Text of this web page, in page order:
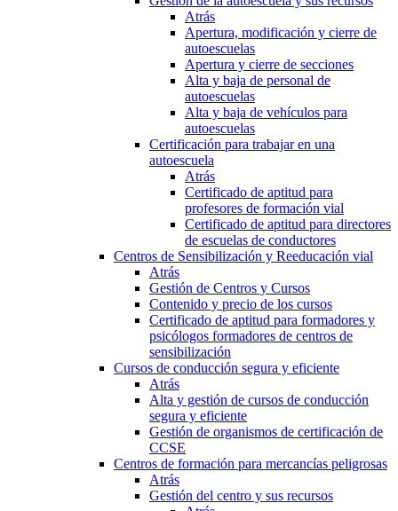
Atrás
Apertura, modificación y cierre de
autoescuelas
Apertura y cierre de secciones
Alta y baja de personal de
autoescuelas
Alta y baja de vehículos para
autoescuelas
Certificación para trabajar en una
autoescuela
Atrás
Certificado de aptitud para
profesores de formación vial
Certificado de aptitud para directores
de escuelas de conductores
Centros de Sensibilización y Reeducación vial
Atrás
Gestión de Centros y Cursos
Contenido y precio de los cursos
Certificado de aptitud para formadores y
psicólogos formadores de centros de
sensibilización
Cursos de conducción segura y eficiente
Atrás
Alta y gestión de cursos de conducción
segura y eficiente
Gestión de organismos de certificación de
CCSE
Centros de formación para mercancías peligrosas
Atrás
Gestión del centro y sus recursos